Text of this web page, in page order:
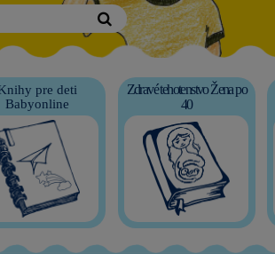
pre deti
Babyonline
Zdravé tehotenstvo Žena po
40